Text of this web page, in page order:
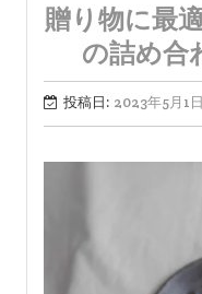
贈り物に最
の詰め合
投稿日: 2023年5月1日